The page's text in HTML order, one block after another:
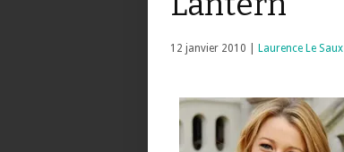
12 janvier 2010 | Laurence Le Saux